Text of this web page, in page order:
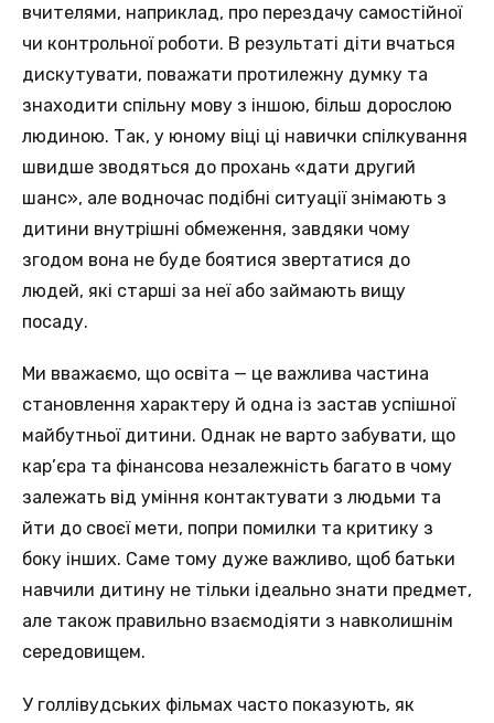
вчителями, наприклад, про перездачу самостійної
чи контрольної роботи. В результаті діти вчаться
дискутувати, поважати протилежну думку та
знаходити спільну мову з іншою, більш дорослою
людиною. Так, у юному віці ці навички спілкування
швидше зводяться до прохань «дати другий
шанс», але водночас подібні ситуації знімають з
дитини внутрішні обмеження, завдяки чому
згодом вона не буде боятися звертатися до
людей, які старші за неї або займають вищу
посаду.
Ми вважаємо, що освіта — це важлива частина
становлення характеру й одна із застав успішної
майбутньої дитини. Однак не варто забувати, що
кар’єра та фінансова незалежність багато в чому
залежать від уміння контактувати з людьми та
йти до своєї мети, попри помилки та критику з
боку інших. Саме тому дуже важливо, щоб батьки
навчили дитину не тільки ідеально знати предмет,
але також правильно взаємодіяти з навколишнім
середовищем.
У голлівудських фільмах часто показують, як